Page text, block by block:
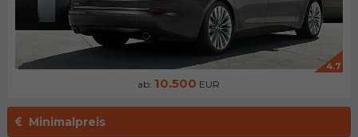
4.7
ab: 10.500 EUR
Minimalpreis